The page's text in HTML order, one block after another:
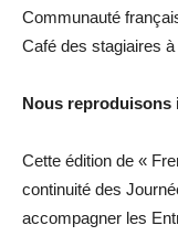
Communauté
Café des stagiaires
Nous reproduisons
Cette édition de «
continuité des
accompagner les